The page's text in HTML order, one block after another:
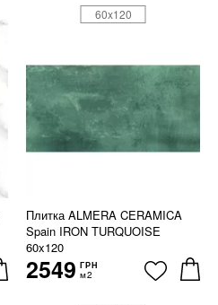
Плитка ALMERA CERAMICA
Spain IRON TURQUOISE
60x120
2549 ГРН
м2
60x120